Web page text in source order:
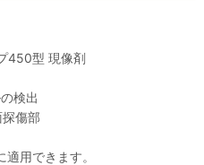
450型 現像剤
検出
傷部
用できます。